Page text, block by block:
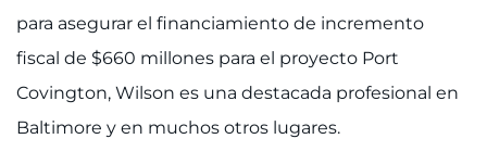
para asegurar el financiamiento de incremento
fiscal de $660 millones para el proyecto Port
Covington, Wilson es una destacada profesional en
Baltimore y en muchos otros lugares.